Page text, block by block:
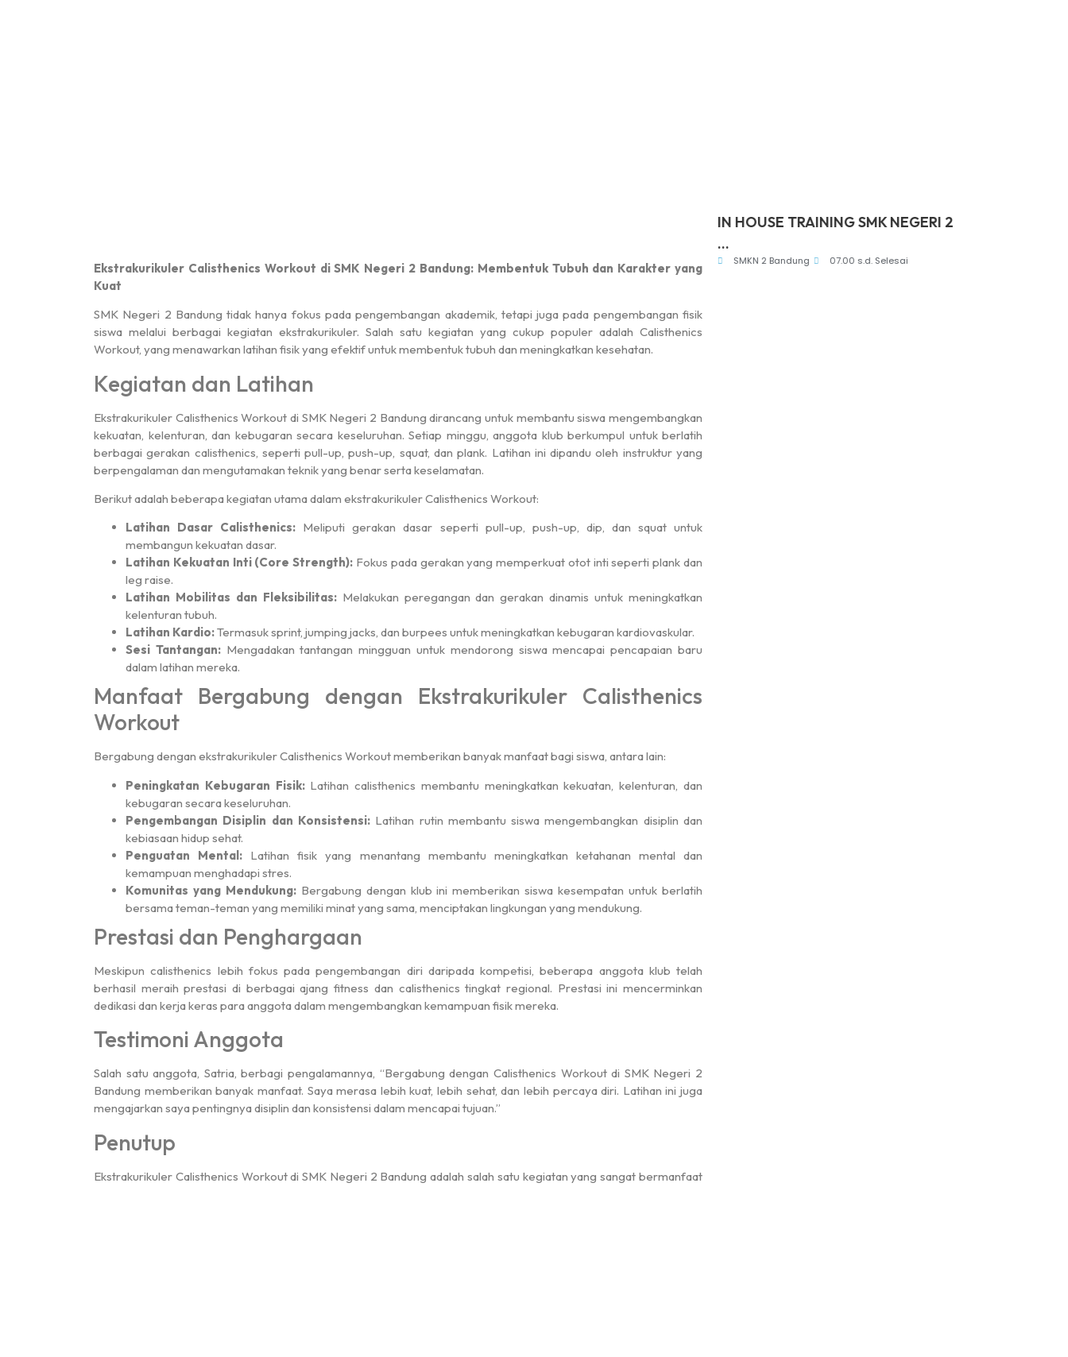
Ekstrakurikuler Calisthenics Workout di SMK Negeri 2 Bandung: Membentuk Tubuh dan Karakter yang
Kuat
SMK Negeri 2 Bandung tidak hanya fokus pada pengembangan akademik, tetapi juga pada pengembangan fisik
siswa melalui berbagai kegiatan ekstrakurikuler. Salah satu kegiatan yang cukup populer adalah Calisthenics
Workout, yang menawarkan latihan fisik yang efektif untuk membentuk tubuh dan meningkatkan kesehatan.
Kegiatan dan Latihan
Ekstrakurikuler Calisthenics Workout di SMK Negeri 2 Bandung dirancang untuk membantu siswa mengembangkan
kekuatan, kelenturan, dan kebugaran secara keseluruhan. Setiap minggu, anggota klub berkumpul untuk berlatih
berbagai gerakan calisthenics, seperti pull-up, push-up, squat, dan plank. Latihan ini dipandu oleh instruktur yang
berpengalaman dan mengutamakan teknik yang benar serta keselamatan.
Berikut adalah beberapa kegiatan utama dalam ekstrakurikuler Calisthenics Workout:
Latihan Dasar Calisthenics: Meliputi gerakan dasar seperti pull-up, push-up, dip, dan squat untuk
membangun kekuatan dasar.
Latihan Kekuatan Inti (Core Strength): Fokus pada gerakan yang memperkuat otot inti seperti plank dan
leg raise.
Latihan Mobilitas dan Fleksibilitas:Melakukan peregangan dan gerakan dinamis untuk meningkatkan
kelenturan tubuh.
Latihan Kardio:Termasuk sprint, jumping jacks, dan burpees untuk meningkatkan kebugaran kardiovaskular.
Sesi Tantangan:Mengadakan tantangan mingguan untuk mendorong siswa mencapai pencapaian baru
dalam latihan mereka.
Manfaat Bergabung dengan Ekstrakurikuler Calisthenics
Workout
Bergabung dengan ekstrakurikuler Calisthenics Workout memberikan banyak manfaat bagi siswa, antara lain:
Peningkatan Kebugaran Fisik:Latihan calisthenics membantu meningkatkan kekuatan, kelenturan, dan
kebugaran secara keseluruhan.
Pengembangan Disiplin dan Konsistensi:Latihan rutin membantu siswa mengembangkan disiplin dan
kebiasaan hidup sehat.
Penguatan Mental: Latihan fisik yang menantang membantu meningkatkan ketahanan mental dan
kemampuan menghadapi stres.
Komunitas yang Mendukung:Bergabung dengan klub ini memberikan siswa kesempatan untuk berlatih
bersama teman-teman yang memiliki minat yang sama, menciptakan lingkungan yang mendukung.
Prestasi dan Penghargaan
Meskipun calisthenics lebih fokus pada pengembangan diri daripada kompetisi, beberapa anggota klub telah
berhasil meraih prestasi di berbagai ajang fitness dan calisthenics tingkat regional. Prestasi ini mencerminkan
dedikasi dan kerja keras para anggota dalam mengembangkan kemampuan fisik mereka.
Testimoni Anggota
Salah satu anggota, Satria, berbagi pengalamannya, “Bergabung dengan Calisthenics Workout di SMK Negeri 2
Bandung memberikan banyak manfaat. Saya merasa lebih kuat, lebih sehat, dan lebih percaya diri. Latihan ini juga
mengajarkan saya pentingnya disiplin dan konsistensi dalam mencapai tujuan.”
Penutup
Ekstrakurikuler Calisthenics Workout di SMK Negeri 2 Bandung adalah salah satu kegiatan yang sangat bermanfaat
SMKN 2 BANDUNG SMKN 2 Bandung 07.00 s.d. Selesai
UJIAN SUMATIF AKHIR JENJANG
SMK Negeri 2 Bandung 08.00 s.d. Selesai